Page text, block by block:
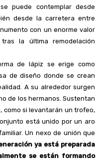
puede contemplar desde
desde la carretera entre
con un enorme valor
la última remodelación
de lápiz se erige como
de diseño donde se crean
A su alrededor surgen
de los hermanos. Sustentan
como si levantarán un trofeo,
está unido por un aro
Un nexo de unión que
ya está preparada
se están formando